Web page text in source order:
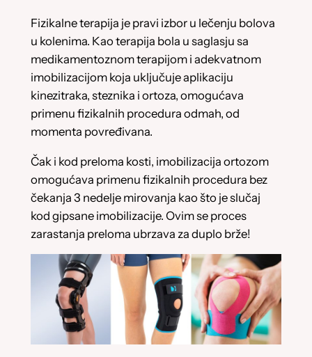
Fizikalne terapija je pravi izbor u lečenju bolova
u kolenima. Kao terapija bola u saglasju sa
medikamentoznom terapijom i adekvatnom
imobilizacijom koja uključuje aplikaciju
kinezitraka, steznika i ortoza, omogućava
primenu fizikalnih procedura odmah, od
momenta povređivana.
Čak i kod preloma kosti, imobilizacija ortozom
omogućava primenu fizikalnih procedura bez
čekanja 3 nedelje mirovanja kao što je slučaj
kod gipsane imobilizacije. Ovim se proces
zarastanja preloma ubrzava za duplo brže!